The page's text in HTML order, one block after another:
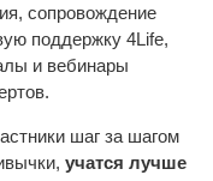
сопровождение
поддержку 4Life,
и вебинары
шаг за шагом
учатся лучше